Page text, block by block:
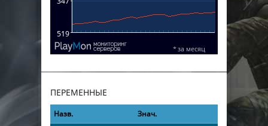
ПЕРЕМЕННЫЕ
Назв.
Знач.